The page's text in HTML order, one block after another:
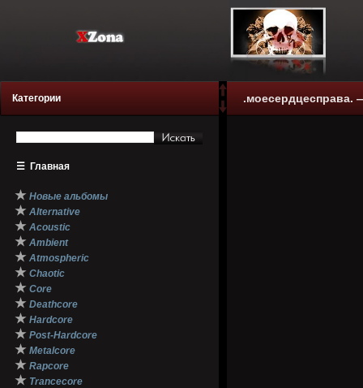
Категории
☰ Главная
★ Новые альбомы
★ Alternative
★ Acoustic
★ Ambient
★ Atmospheric
★ Chaotic
★ Core
★ Deathcore
★ Hardcore
★ Post-Hardcore
★ Metalcore
★ Rapcore
★ Trancecore
.моесердцесправа.